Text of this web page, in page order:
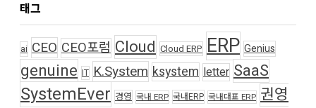
태그
ai CEO CEO포럼 Cloud Cloud ERP ERP Genius
genuine IT K.System ksystem letter SaaS
SystemEver 경영 국내 ERP 국내ERP 국내대표 ERP 권영